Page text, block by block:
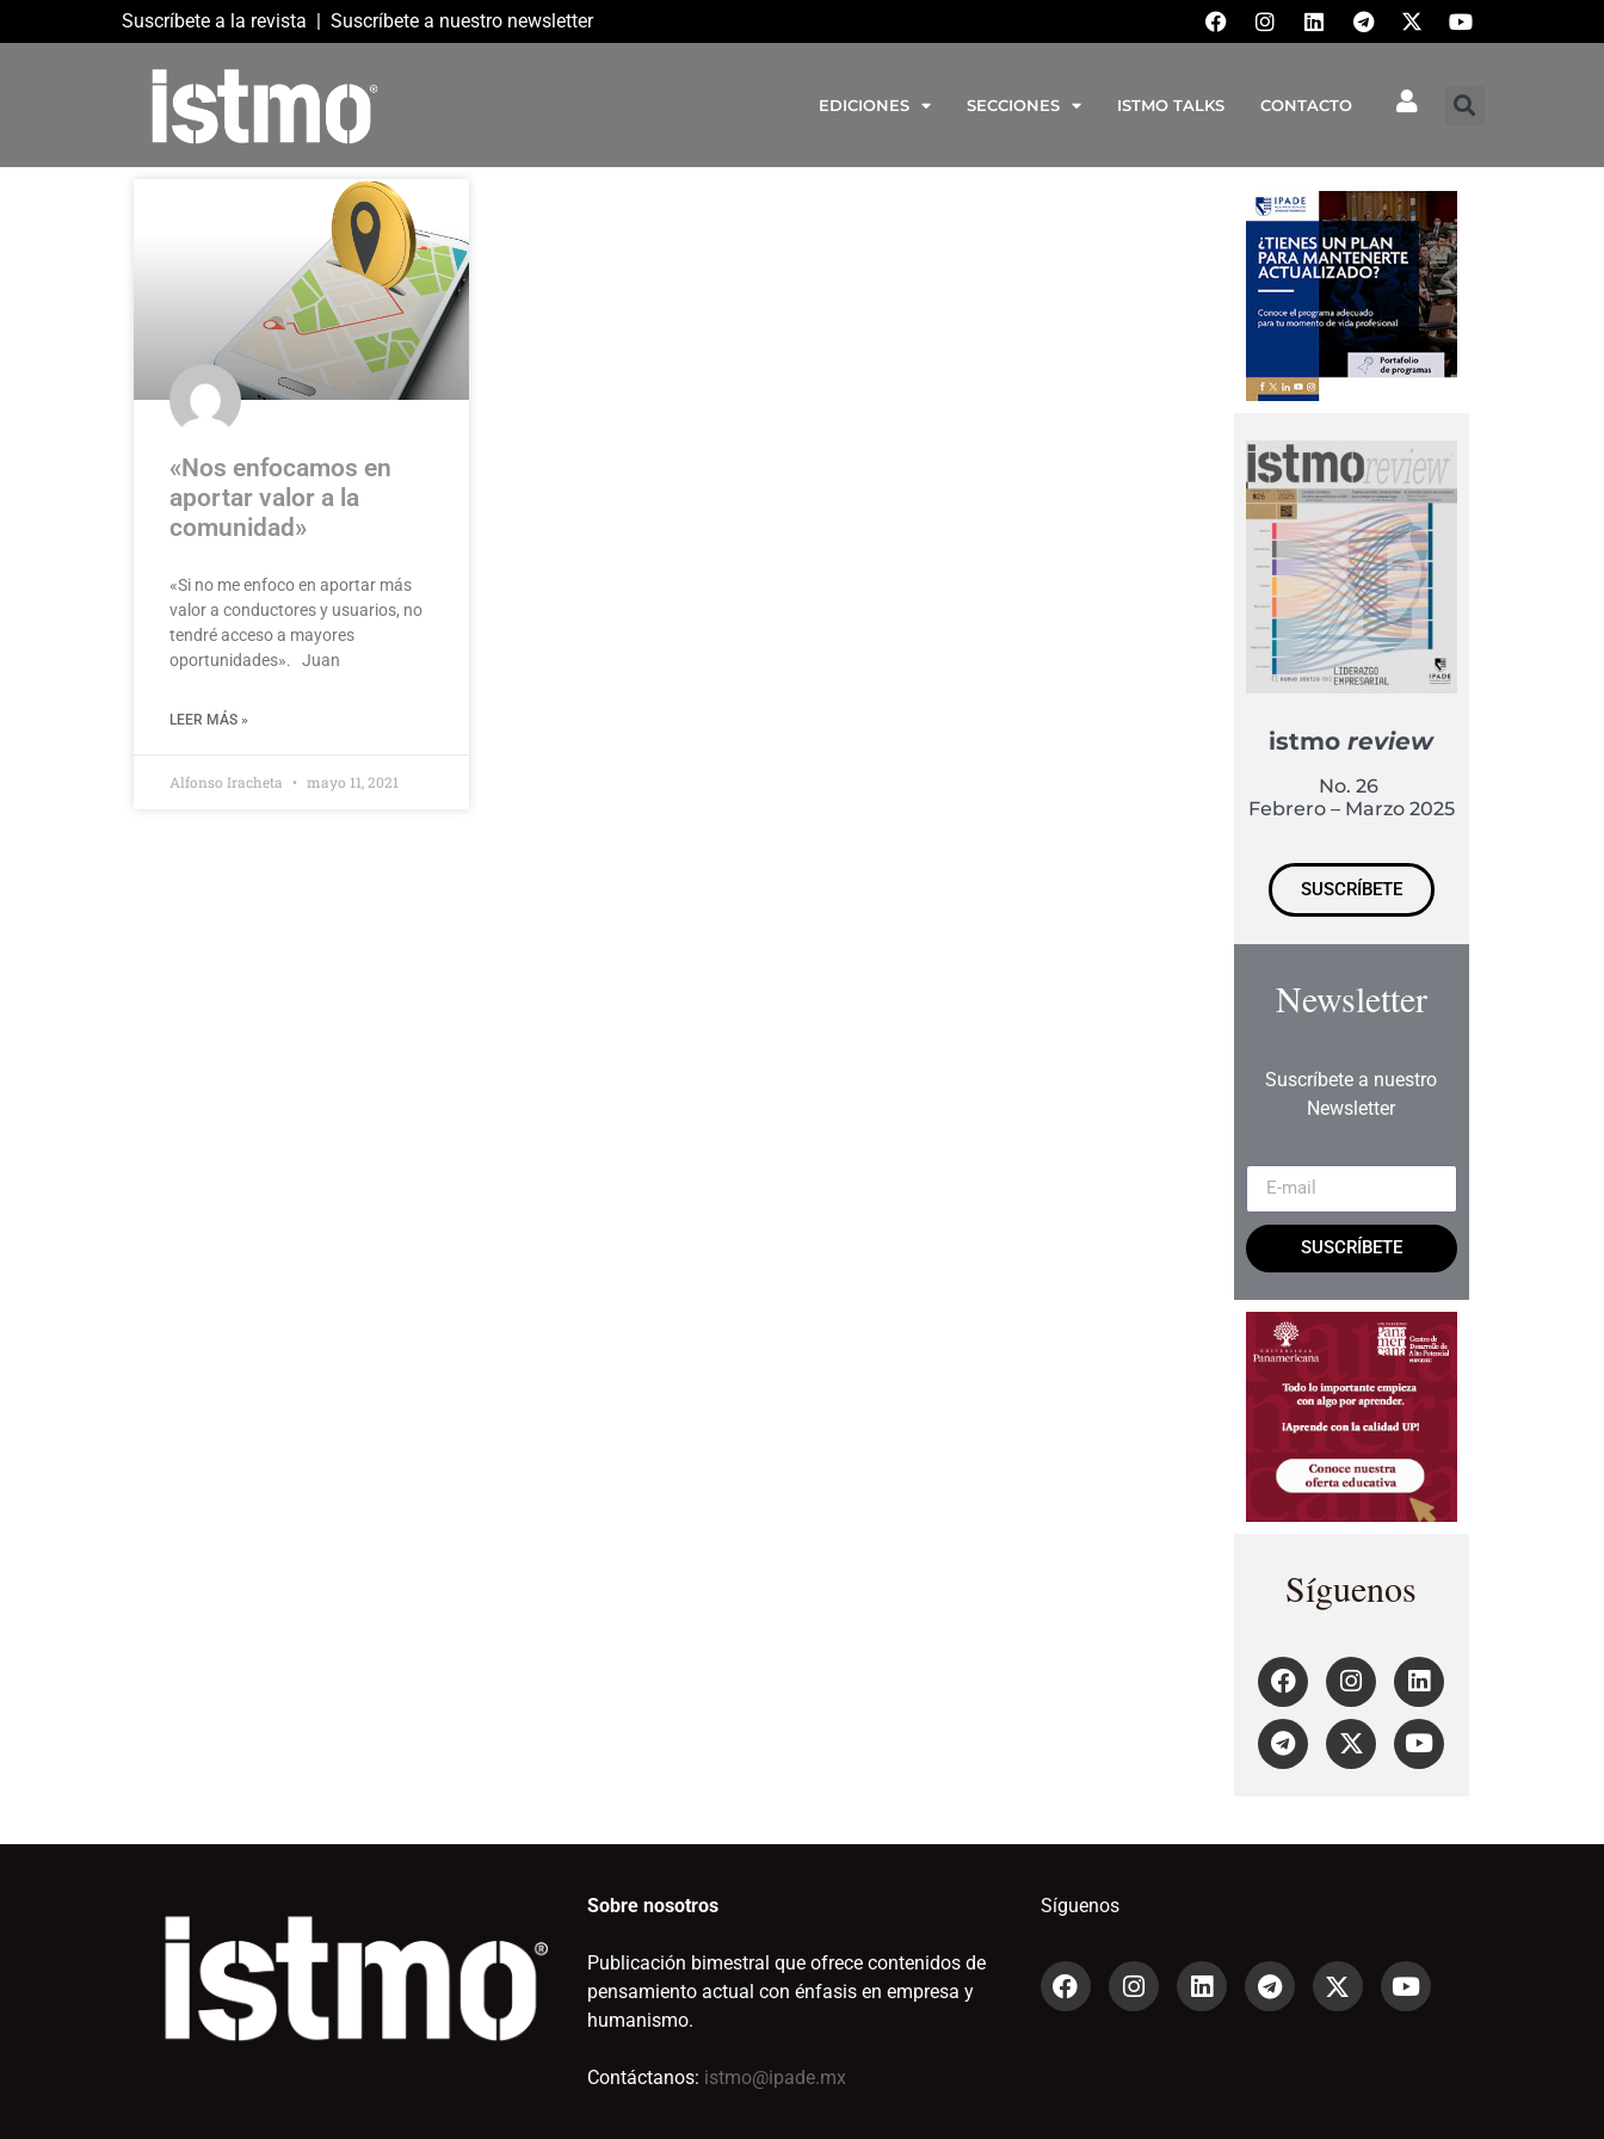
Suscríbete a la revista | Suscríbete a nuestro newsletter
EDICIONES SECCIONES ISTMO TALKS CONTACTO
«Nos enfocamos en
aportar valor a la
comunidad»
«Si no me enfoco en aportar más
valor a conductores y usuarios, no
tendré acceso a mayores
oportunidades». Juan
LEER MÁS »
Alfonso Iracheta mayo 11, 2021
istmoreview
No. 26
Febrero – Marzo 2025
SUSCRÍBETE
Newsletter
Suscríbete a nuestro
Newsletter
SUSCRÍBETE
Síguenos
Sobre nosotros
Publicación bimestral que ofrece contenidos de
pensamiento actual con énfasis en empresa y
humanismo.
Contáctanos: istmo@ipade.mx
Síguenos